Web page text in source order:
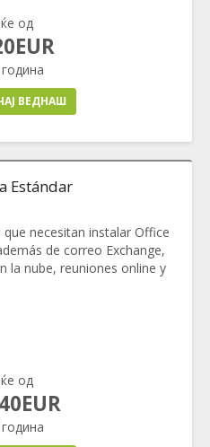
од
ВЕДНАШ
Estándar
necesitan instalar Office
de correo Exchange,
la nube, reuniones online y
од